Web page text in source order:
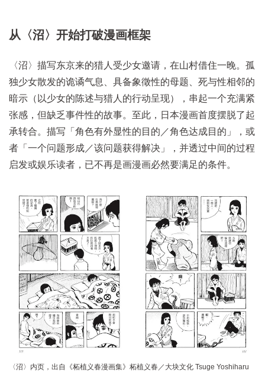
从〈沼〉开始打破漫画框架
〈沼〉描写东京来的猎人受少女邀请，在山村借住一晚。孤
独少女散发的诡谲气息、具备象徵性的母题、死与性相邻的
暗示（以少女的陈述与猎人的行动呈现），串起一个充满紧
张感，但缺乏事件性的故事。至此，日本漫画首度摆脱了起
承转合。描写「角色有外显性的目的／角色达成目的」，或
者「一个问题形成／该问题获得解决」，并透过中间的过程
启发或娱乐读者，已不再是画漫画必然要满足的条件。
〈沼〉内页，出自《柘植义春漫画集》柘植义春／大块文化 Tsuge Yoshiharu